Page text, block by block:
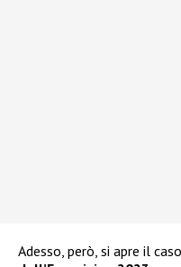
Adesso, però, si apre il